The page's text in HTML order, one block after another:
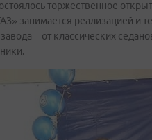
торжественное
занимается реализацией и
– от классических